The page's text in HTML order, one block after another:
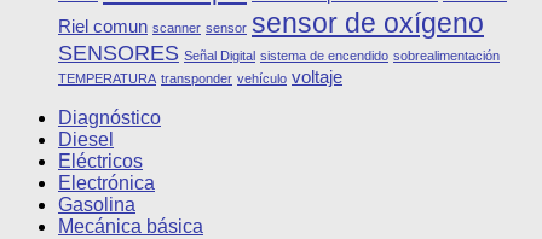
Riel comun scanner sensor sensor de oxígeno
SENSORES Señal Digital sistema de encendido sobrealimentación
TEMPERATURA transponder vehículo voltaje
Diagnóstico
Diesel
Eléctricos
Electrónica
Gasolina
Mecánica básica